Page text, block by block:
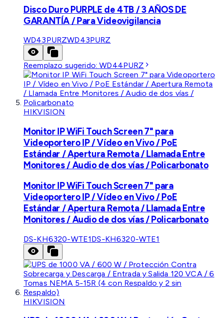
Disco Duro PURPLE de 4TB / 3 AÑOS DE
GARANTÍA / Para Videovigilancia
WD43PURZWD43PURZ
Reemplazo sugerido:WD44PURZ
HIKVISION
Monitor IP WiFi Touch Screen 7" para
Videoportero IP / Vídeo en Vivo / PoE
Estándar / Apertura Remota / Llamada Entre
Monitores / Audio de dos vías / Policarbonato
Monitor IP WiFi Touch Screen 7" para
Videoportero IP / Vídeo en Vivo / PoE
Estándar / Apertura Remota / Llamada Entre
Monitores / Audio de dos vías / Policarbonato
DS-KH6320-WTE1DS-KH6320-WTE1
HIKVISION